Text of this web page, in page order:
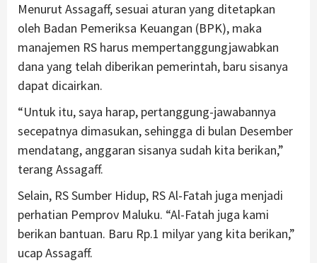
Menurut Assagaff, sesuai aturan yang ditetapkan
oleh Badan Pemeriksa Keuangan (BPK), maka
manajemen RS harus mempertanggungjawabkan
dana yang telah diberikan pemerintah, baru sisanya
dapat dicairkan.
“Untuk itu, saya harap, pertanggung-jawabannya
secepatnya dimasukan, sehingga di bulan Desember
mendatang, anggaran sisanya sudah kita berikan,”
terang Assagaff.
Selain, RS Sumber Hidup, RS Al-Fatah juga menjadi
perhatian Pemprov Maluku. “Al-Fatah juga kami
berikan bantuan. Baru Rp.1 milyar yang kita berikan,”
ucap Assagaff.